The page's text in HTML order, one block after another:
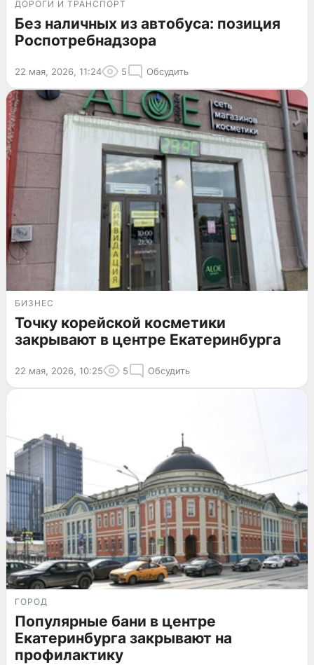
ДОРОГИ И ТРАНСПОРТ
Без наличных из автобуса: позиция
Роспотребнадзора
22 мая, 2026, 11:24 5 Обсудить
БИЗНЕС
Точку корейской косметики
закрывают в центре Екатеринбурга
22 мая, 2026, 10:25 5 Обсудить
ГОРОД
Популярные бани в центре
Екатеринбурга закрывают на
профилактику